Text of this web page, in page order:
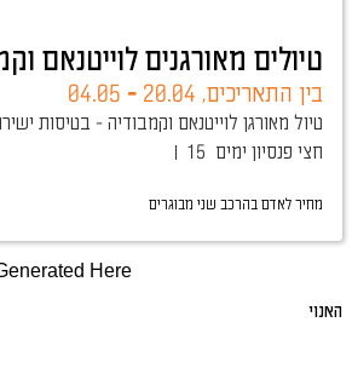
טיולים מאורגנים לוייטנאם
בין התאריכים, -
04.05
טיול מאורגן לוייטנאם וקמבודיה - בטיסות
15 ימים חצי פנסיון
מחיר לאדם בהרכב שני מבוגרים
Here
האנוי